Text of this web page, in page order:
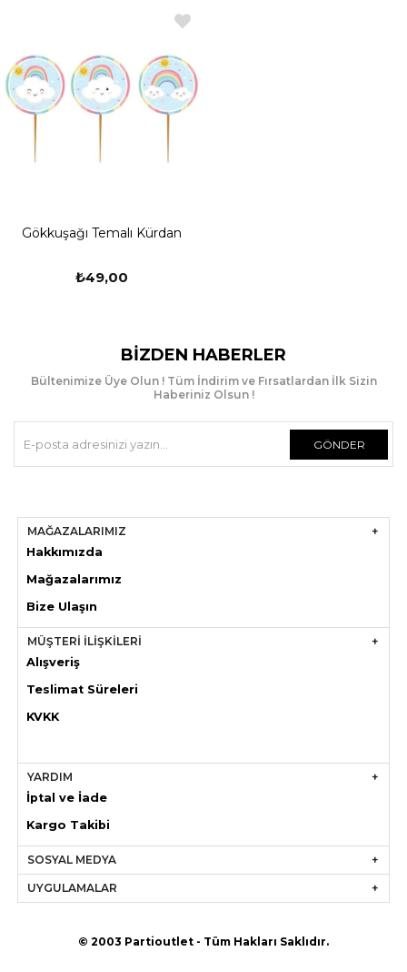
Gökkuşağı Temalı Kürdan
₺49,00
BIZDEN HABERLER
Bültenimize Üye Olun ! Tüm İndirim ve Fırsatlardan İlk Sizin
Haberiniz Olsun !
GÖNDER
MAĞAZALARIMIZ
Hakkımızda
Mağazalarımız
Bize Ulaşın
MÜŞTERİ İLİŞKİLERİ
Alışveriş
Teslimat Süreleri
KVKK
YARDIM
İptal ve İade
Kargo Takibi
SOSYAL MEDYA
UYGULAMALAR
© 2003 Partioutlet - Tüm Hakları Saklıdır.